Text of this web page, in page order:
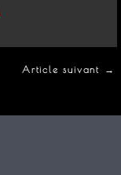
Article suivant →